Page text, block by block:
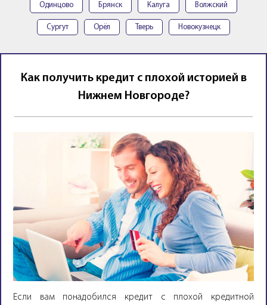
Одинцово Брянск Калуга Волжский
Сургут Орёл Тверь Новокузнецк
Как получить кредит с плохой историей в
Нижнем Новгороде?
Если вам понадобился кредит с плохой кредитной